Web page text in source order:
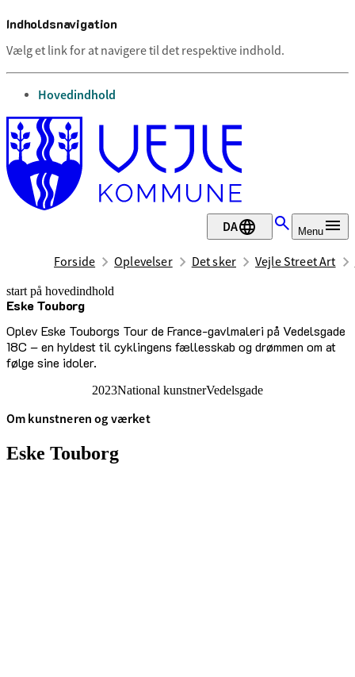
Indholdsnavigation
Vælg et link for at navigere til det respektive indhold.
gå til
Hovedindhold
DA Menu
Forside Oplevelser Det sker Vejle Street Art
start på hovedindhold
Eske Touborg
Oplev Eske Touborgs Tour de France-gavlmaleri på Vedelsgade
18C – en hyldest til cyklingens fællesskab og drømmen om at
følge sine idoler.
senest opdateret 17. februar 2026
2023National kunstnerVedelsgade
Om kunstneren og værket
Eske Touborg